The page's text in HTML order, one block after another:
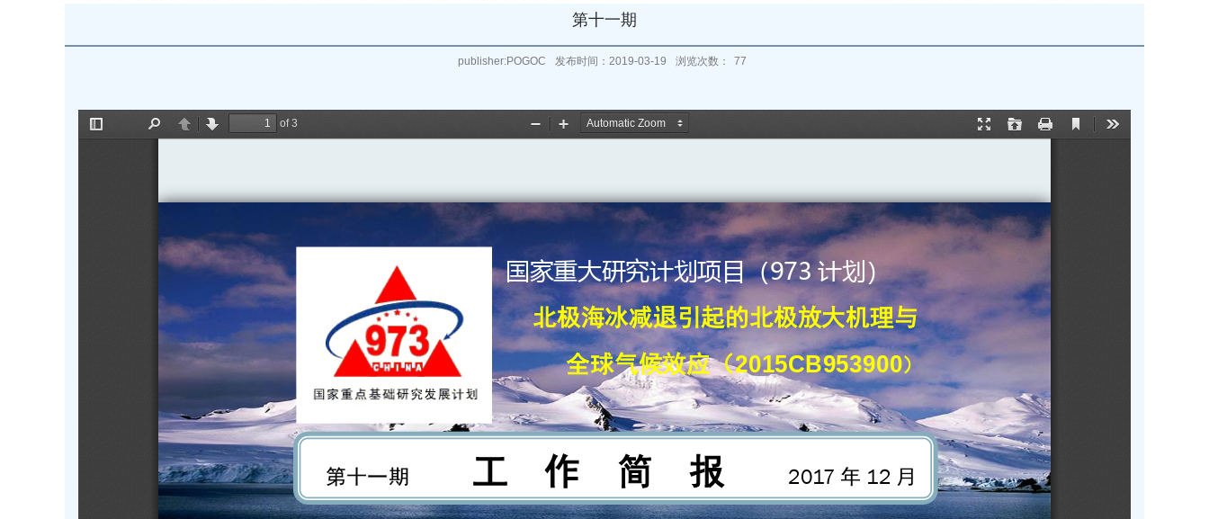
第十一期
publisher:POGOC 发布时间：2019-03-19 浏览次数： 77